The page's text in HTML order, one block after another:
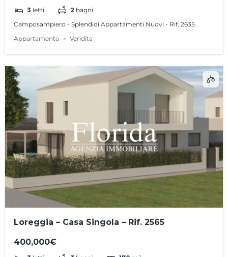
3 letti 2 bagni
Camposampiero - Splendidi Appartamenti Nuovi - Rif. 2635
Appartamento
Vendita
Loreggia – Casa Singola – Rif. 2565
400,000€